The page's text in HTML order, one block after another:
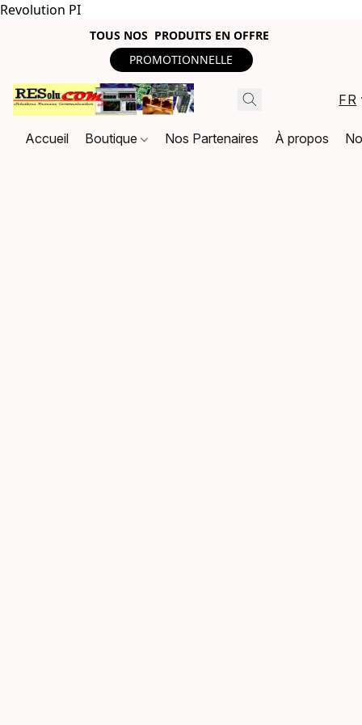
Revolution PI
TOUS NOS PRODUITS EN OFFRE
PROMOTIONNELLE
FR
Accueil Boutique Nos Partenaires À propos